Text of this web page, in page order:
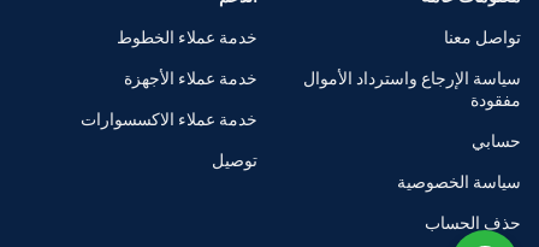
تواصل معنا
سياسة الإرجاع واسترداد الأموال
مفقودة
حسابي
سياسة الخصوصية
حذف الحساب
خدمة عملاء الخطوط
خدمة عملاء الأجهزة
خدمة عملاء الاكسسوارات
توصيل